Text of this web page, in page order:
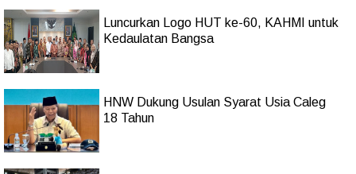
Luncurkan Logo HUT ke-60, KAHMI untuk
Kedaulatan Bangsa
HNW Dukung Usulan Syarat Usia Caleg
18 Tahun